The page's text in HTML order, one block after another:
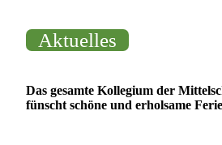
Aktuelles
Das gesamte Kollegium der
fünscht schöne und erholsame